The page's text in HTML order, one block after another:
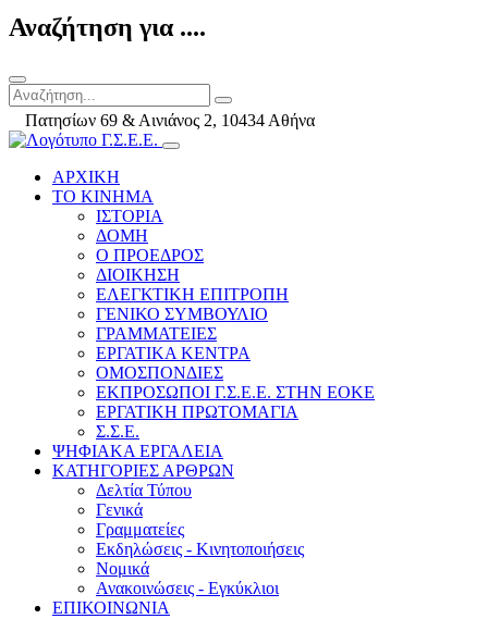
Αναζήτηση για ....
Πατησίων 69 & Αινιάνος 2, 10434 Αθήνα
ΑΡΧΙΚΗ
ΤΟ ΚΙΝΗΜΑ
ΙΣΤΟΡΙΑ
ΔΟΜΗ
Ο ΠΡΟΕΔΡΟΣ
ΔΙΟΙΚΗΣΗ
ΕΛΕΓΚΤΙΚΗ ΕΠΙΤΡΟΠΗ
ΓΕΝΙΚΟ ΣΥΜΒΟΥΛΙΟ
ΓΡΑΜΜΑΤΕΙΕΣ
ΕΡΓΑΤΙΚΑ ΚΕΝΤΡΑ
ΟΜΟΣΠΟΝΔΙΕΣ
ΕΚΠΡΟΣΩΠΟΙ Γ.Σ.Ε.Ε. ΣΤΗΝ ΕΟΚΕ
ΕΡΓΑΤΙΚΗ ΠΡΩΤΟΜΑΓΙΑ
Σ.Σ.Ε.
ΨΗΦΙΑΚΑ ΕΡΓΑΛΕΙΑ
ΚΑΤΗΓΟΡΙΕΣ ΑΡΘΡΩΝ
Δελτία Τύπου
Γενικά
Γραμματείες
Εκδηλώσεις - Κινητοποιήσεις
Νομικά
Ανακοινώσεις - Εγκύκλιοι
ΕΠΙΚΟΙΝΩΝΙΑ